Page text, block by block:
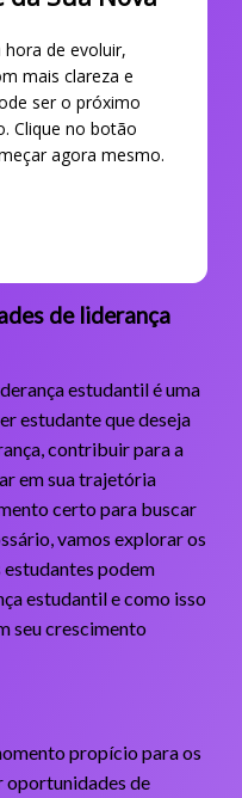
hora de evoluir,
mais clareza e
ser o próximo
Clique no botão
agora mesmo.
de liderança
estudantil é uma
estudante que deseja
contribuir para a
em sua trajetória
certo para buscar
vamos explorar os
podem
estudantil e como isso
seu crescimento
propício para os
oportunidades de